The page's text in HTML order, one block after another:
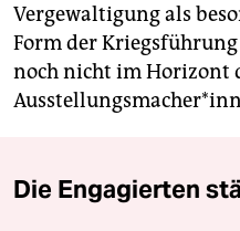
Vergewaltigung als
Form der
noch nicht im Horizont
Die Engagierten